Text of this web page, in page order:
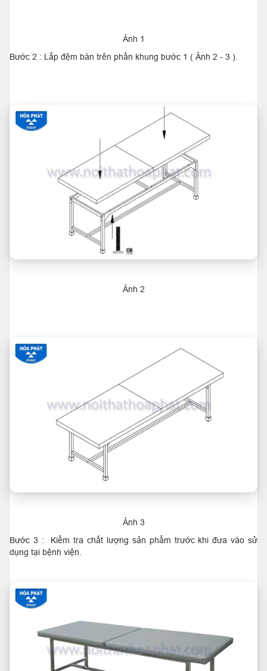
Ảnh 1
Bước 2 : Lắp đệm bàn trên phần khung bước 1 ( Ảnh 2 - 3 ).
Ảnh 2
Ảnh 3
Bước 3 : Kiểm tra chất lượng sản phẩm trước khi đưa vào sử
dụng tại bệnh viện.